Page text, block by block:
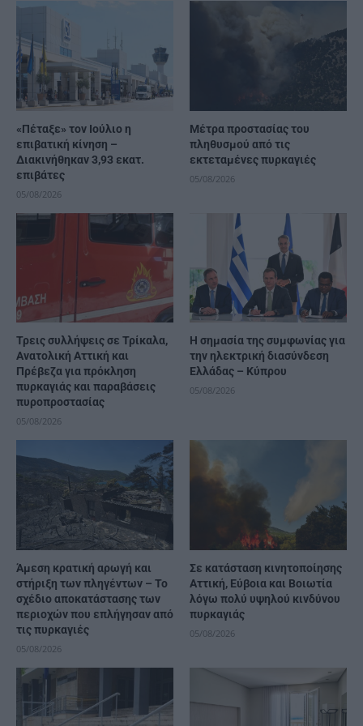
«Πέταξε» τον Ιούλιο η
επιβατική κίνηση –
Διακινήθηκαν 3,93 εκατ.
επιβάτες
05/08/2026
Μέτρα προστασίας του
πληθυσμού από τις
εκτεταμένες πυρκαγιές
05/08/2026
Τρεις συλλήψεις σε Τρίκαλα,
Ανατολική Αττική και
Πρέβεζα για πρόκληση
πυρκαγιάς και παραβάσεις
πυροπροστασίας
05/08/2026
H σημασία της συμφωνίας για
την ηλεκτρική διασύνδεση
Ελλάδας – Κύπρου
05/08/2026
Άμεση κρατική αρωγή και
στήριξη των πληγέντων – Το
σχέδιο αποκατάστασης των
περιοχών που επλήγησαν από
τις πυρκαγιές
05/08/2026
Σε κατάσταση κινητοποίησης
Αττική, Εύβοια και Βοιωτία
λόγω πολύ υψηλού κινδύνου
πυρκαγιάς
05/08/2026